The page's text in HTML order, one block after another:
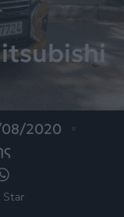
08/2020
Star